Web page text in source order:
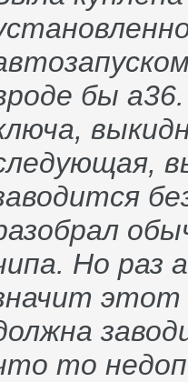
бы
Но раз
этот
то